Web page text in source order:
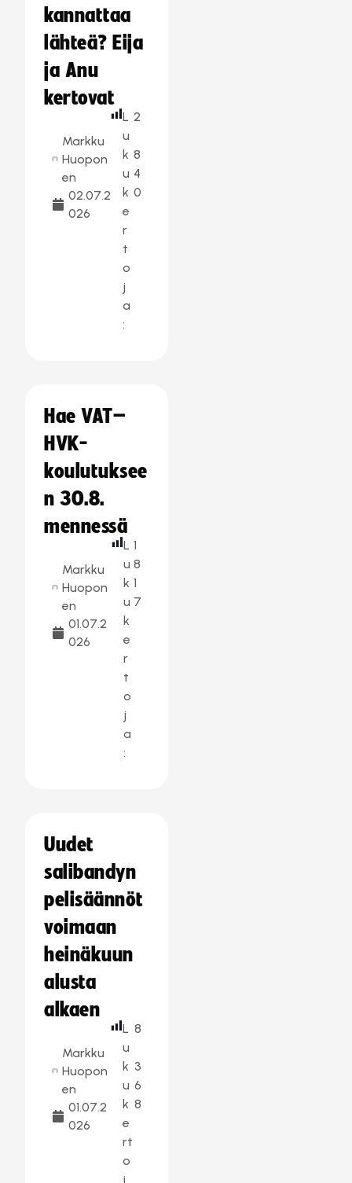
kannattaa
lähteä? Eija
ja Anu
kertovat
Markku
Huopon
en
02.07.2
026
L
u
k
u
k
e
r
t
o
j
a
:
2
8
4
0
Hae VAT–
HVK-
koulutuksee
n 30.8.
mennessä
Markku
Huopon
en
01.07.2
026
L
u
k
u
k
e
r
t
o
j
a
:
1
8
1
7
Uudet
salibandyn
pelisäännöt
voimaan
heinäkuun
alusta
alkaen
Markku
Huopon
en
01.07.2
026
L
u
k
u
k
e
rt
o
j
8
3
6
8